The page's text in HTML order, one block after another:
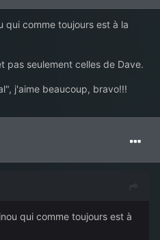
qui comme toujours est à la
pas seulement celles de Dave.
j'aime beaucoup, bravo!!!
qui comme toujours est à